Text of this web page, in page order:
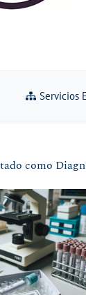
Servicios
como